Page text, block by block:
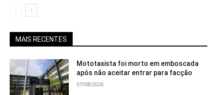
MAIS RECENTES
Mototaxista foi morto em emboscada
após não aceitar entrar para facção
07/08/2026